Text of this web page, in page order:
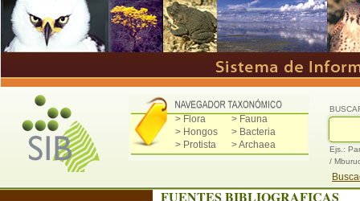
> Flora
> Fauna
> Hongos
> Bacteria
> Protista
> Archaea
Ejs.:
/
FUENTES BIBLIOGRAFICAS